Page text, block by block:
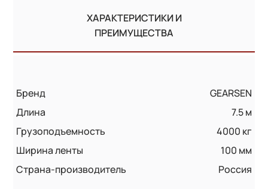
ХАРАКТЕРИСТИКИ И
ПРЕИМУЩЕСТВА
Бренд
GEARSEN
Длина
7.5 м
Грузоподъемность
4000 кг
Ширина ленты
100 мм
Страна-производитель
Россия